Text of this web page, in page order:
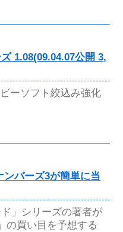
1.08(09.04.07公開 3,
ーソフト絞込み強化
バーズ3が簡単に当
」シリーズの著者が
の買い目を予想する